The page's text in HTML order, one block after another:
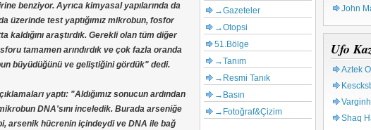
benziyor. Ayrıca kimyasal yapılarında da
üzerinde test yaptığımız mikrobun, fosfor
kaldığını araştırdık. Gerekli olan tüm diğer
tamamen arındırdık ve çok fazla oranda
büyüdüğünü ve geliştiğini gördük" dedi.
yaptı: "Aldığımız sonucun ardından
DNA'sını inceledik. Burada arseniğe
arsenik hücrenin içindeydi ve DNA ile bağ
→Gazeteler
→Otopsi
51.Bölge
→Tanım
→Resmi Tanık
→Basın
→Fotoğraf&Çizim
John
Ufo
Aztek
Shaq